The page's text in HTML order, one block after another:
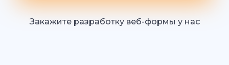
Закажите разработку веб-формы у нас